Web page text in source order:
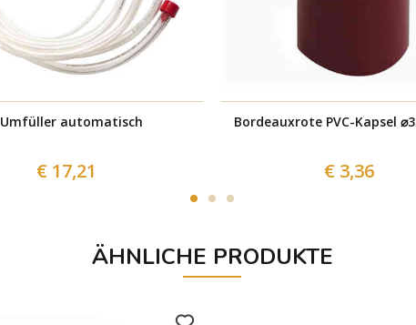
Umfüller automatisch
€ 17,21
Bordeauxrote PVC-Kapsel
€ 3,36
ÄHNLICHE PRODUKTE